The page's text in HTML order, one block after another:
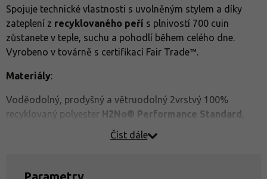
Spojuje technické vlastnosti s uvolněným stylem a díky
zateplení z recyklovaného peří s plnivostí 700 cuin
zůstanete v teple, suchu a pohodlí během celého dne.
Vyrobeno v továrně s certifikací Fair Trade™.
Materiály:
Voděodolný, prodyšný a větruodolný 2vrstvý 100%
recyklovaný polyester H2No® Performance Standard
podporující iniciativu First Mile (která poskytuje příjem z
recyklace plastových lahví v nízkopříjmových komunitách).
nebo konkrétní materiál - je to rozsáhlý proces testování,
Číst dále